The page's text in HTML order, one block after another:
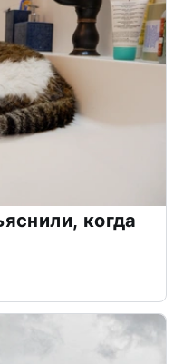
когда